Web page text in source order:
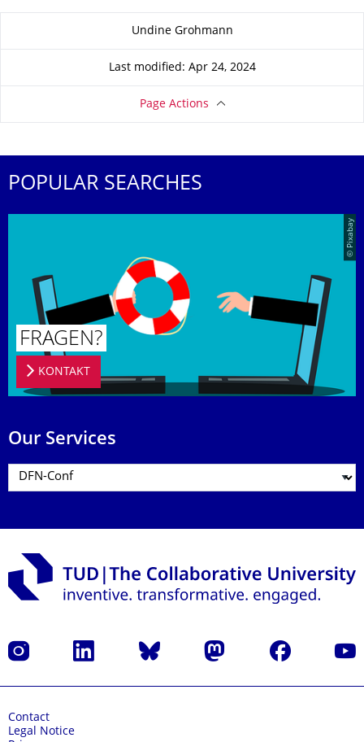
About this pageUndine Grohmann
Last modified: Apr 24, 2024
Page Actions
POPULAR SEARCHES
© Pixabay
FRAGEN?
KONTAKT
Our Services
Instagram LinkedIn Bluesky Mastodon Facebook
Contact
Legal Notice